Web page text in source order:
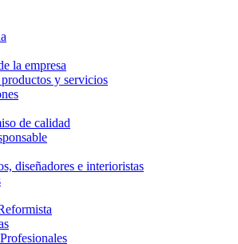
la empresa
productos y servicios
de calidad
diseñadores e interioristas